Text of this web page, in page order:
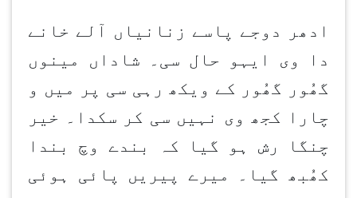
ادھر دوجے پاسے زنانیاں آلے خانے
دا وی ایہو حال سی۔ شاداں مینوں
گھُور گھُور کے ویکھ رہی سی پر میں و
چارا کجھ وی نہیں سی کر سکدا۔ خیر
چنگا رش ہو گیا کہ بندے وچ بندا
کھُبھ گیا۔ میرے پیریں پائی ہوئی